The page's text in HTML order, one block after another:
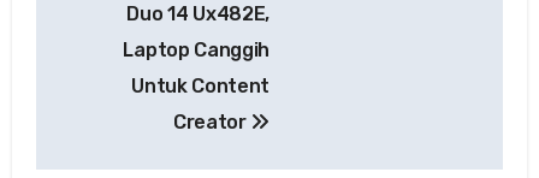
Duo 14 Ux482E,
Laptop Canggih
Untuk Content
Creator